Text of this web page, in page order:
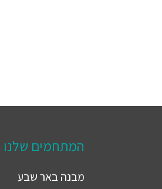
המתחמים שלנו
מבנהבאר שבע